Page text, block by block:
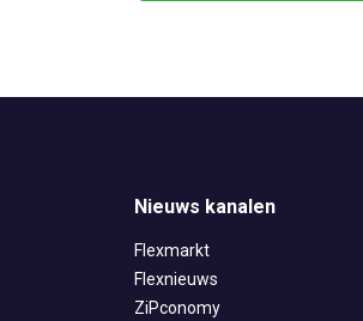
Nieuws kanalen
Flexmarkt
Flexnieuws
ZiPconomy